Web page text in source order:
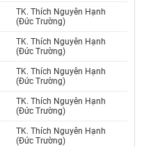
TK. Thích Nguyên Hạnh
(Đức Trường)
TK. Thích Nguyên Hạnh
(Đức Trường)
TK. Thích Nguyên Hạnh
(Đức Trường)
TK. Thích Nguyên Hạnh
(Đức Trường)
TK. Thích Nguyên Hạnh
(Đức Trường)